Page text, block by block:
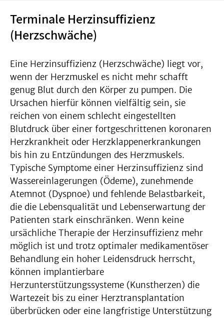
Terminale Herzinsuffizienz
(Herzschwäche)
Eine Herzinsuffizienz (Herzschwäche) liegt vor,
wenn der Herzmuskel es nicht mehr schafft
genug Blut durch den Körper zu pumpen. Die
Ursachen hierfür können vielfältig sein, sie
reichen von einem schlecht eingestellten
Blutdruck über einer fortgeschrittenen koronaren
Herzkrankheit oder Herzklappenerkrankungen
bis hin zu Entzündungen des Herzmuskels.
Typische Symptome einer Herzinsuffizienz sind
Wassereinlagerungen (Ödeme), zunehmende
Atemnot (Dyspnoe) und fehlende Belastbarkeit,
die die Lebensqualität und Lebenserwartung der
Patienten stark einschränken. Wenn keine
ursächliche Therapie der Herzinsuffizienz mehr
möglich ist und trotz optimaler medikamentöser
Behandlung ein hoher Leidensdruck herrscht,
können implantierbare
Herzunterstützungssysteme (Kunstherzen) die
Wartezeit bis zu einer Herztransplantation
überbrücken oder eine langfristige Unterstützung